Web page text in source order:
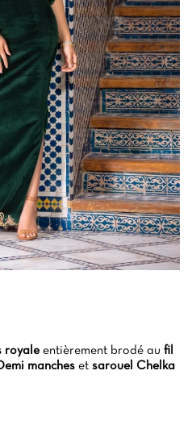
royale entièrement brodé au fil
manches et sarouel Chelka